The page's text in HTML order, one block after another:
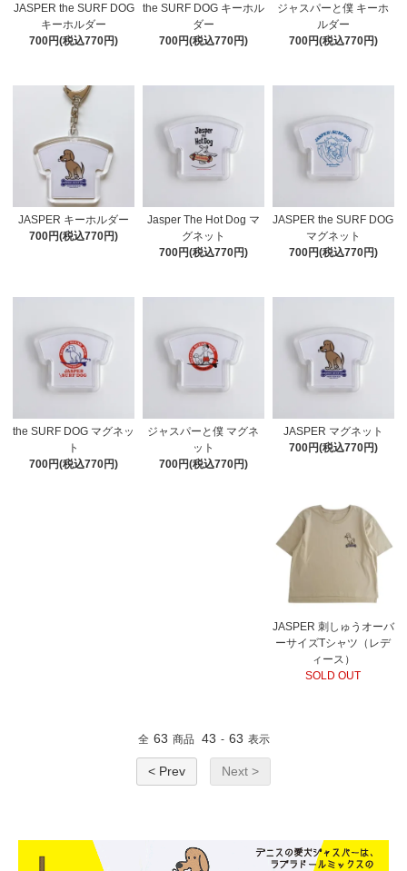
JASPER the SURF DOG
キーホルダー
700円(税込770円)
the SURF DOG キーホル
ダー
700円(税込770円)
ジャスパーと僕 キーホ
ルダー
700円(税込770円)
JASPER キーホルダー
700円(税込770円)
Jasper The Hot Dog マ
グネット
700円(税込770円)
JASPER the SURF DOG
マグネット
700円(税込770円)
the SURF DOG マグネッ
ト
700円(税込770円)
ジャスパーと僕 マグネ
ット
700円(税込770円)
JASPER マグネット
700円(税込770円)
JASPER 刺しゅうオーバ
ーサイズTシャツ（レデ
ィース）
SOLD OUT
全 63 商品 43 - 63 表示
< Prev Next >